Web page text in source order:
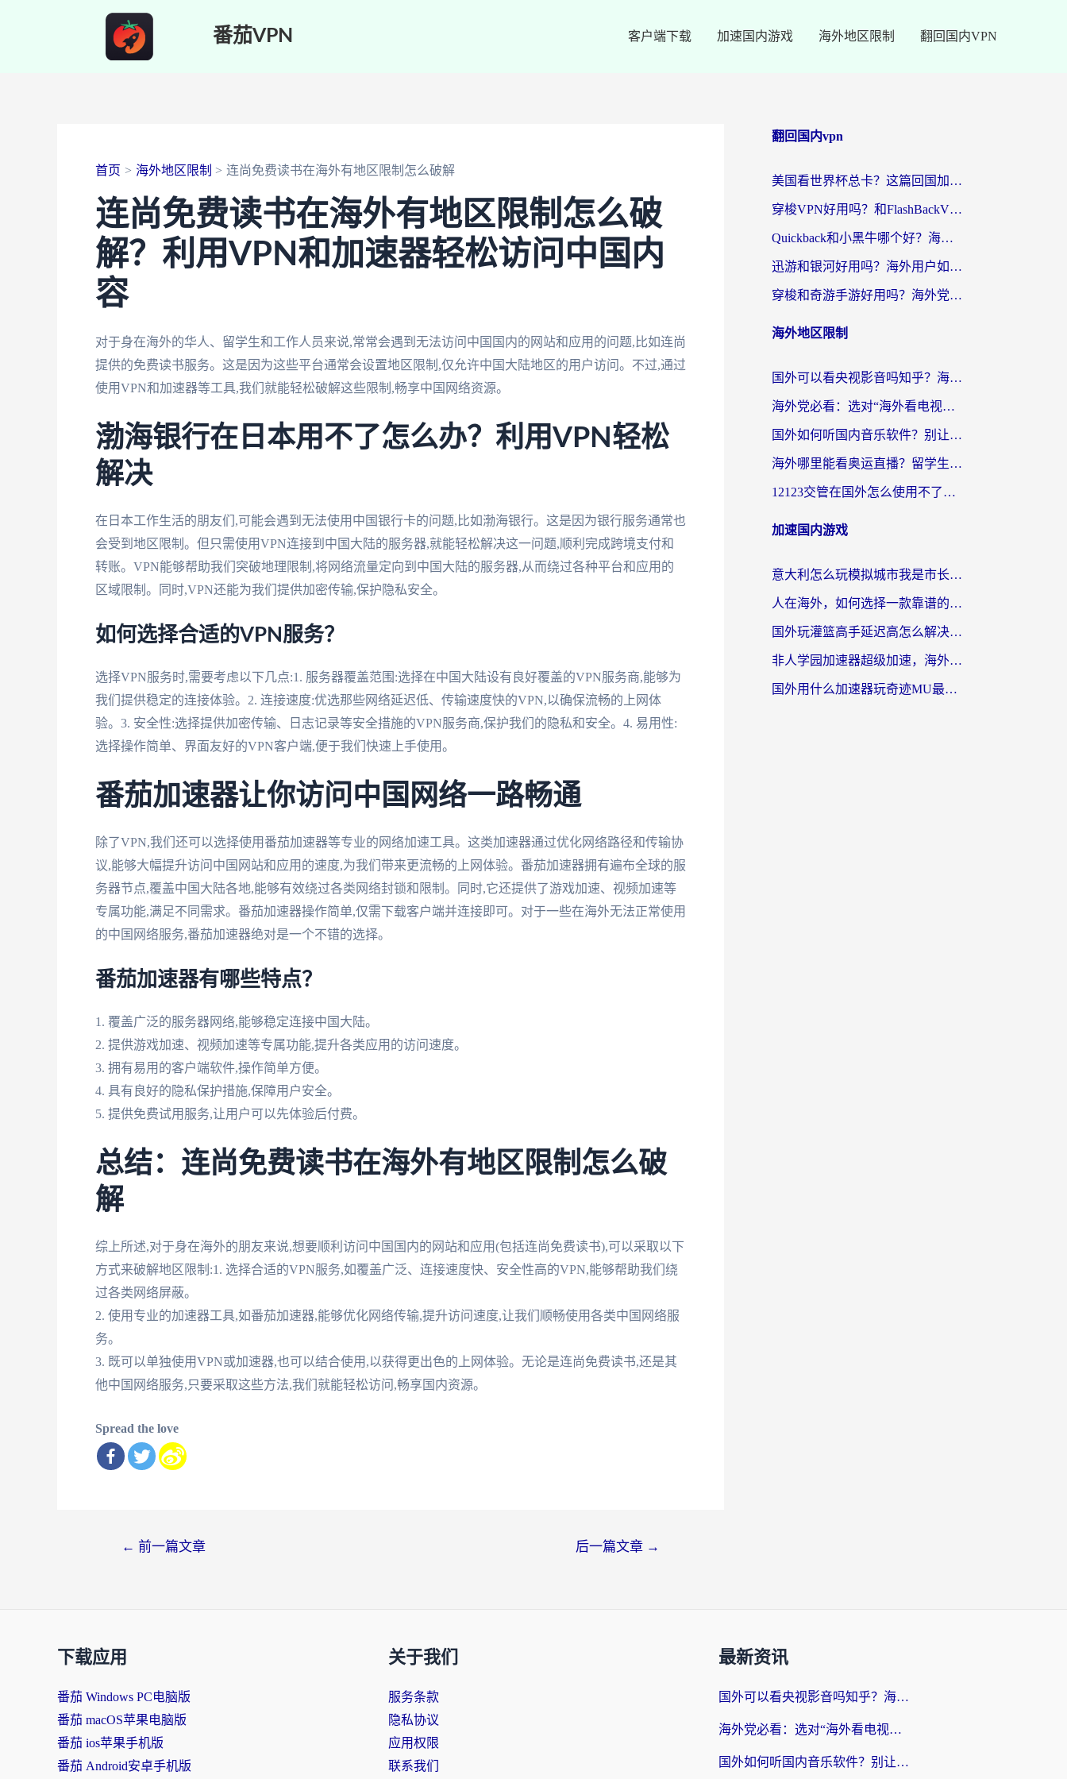
番茄VPN 客户端下载 加速国内游戏 海外地区限制 翻回国内VPN
首页 海外地区限制 连尚免费读书在海外有地区限制怎么破解
连尚免费读书在海外有地区限制怎么破
解？利用VPN和加速器轻松访问中国内
容
对于身在海外的华人、留学生和工作人员来说,常常会遇到无法访问中国国内的网站和应用的问题,比如连尚
提供的免费读书服务。这是因为这些平台通常会设置地区限制,仅允许中国大陆地区的用户访问。不过,通过
使用VPN和加速器等工具,我们就能轻松破解这些限制,畅享中国网络资源。
渤海银行在日本用不了怎么办？利用VPN轻松
解决
在日本工作生活的朋友们,可能会遇到无法使用中国银行卡的问题,比如渤海银行。这是因为银行服务通常也
会受到地区限制。但只需使用VPN连接到中国大陆的服务器,就能轻松解决这一问题,顺利完成跨境支付和
转账。VPN能够帮助我们突破地理限制,将网络流量定向到中国大陆的服务器,从而绕过各种平台和应用的
区域限制。同时,VPN还能为我们提供加密传输,保护隐私安全。
如何选择合适的VPN服务？
选择VPN服务时,需要考虑以下几点:1. 服务器覆盖范围:选择在中国大陆设有良好覆盖的VPN服务商,能够为
我们提供稳定的连接体验。2. 连接速度:优选那些网络延迟低、传输速度快的VPN,以确保流畅的上网体
验。3. 安全性:选择提供加密传输、日志记录等安全措施的VPN服务商,保护我们的隐私和安全。4. 易用性:
选择操作简单、界面友好的VPN客户端,便于我们快速上手使用。
番茄加速器让你访问中国网络一路畅通
除了VPN,我们还可以选择使用番茄加速器等专业的网络加速工具。这类加速器通过优化网络路径和传输协
议,能够大幅提升访问中国网站和应用的速度,为我们带来更流畅的上网体验。番茄加速器拥有遍布全球的服
务器节点,覆盖中国大陆各地,能够有效绕过各类网络封锁和限制。同时,它还提供了游戏加速、视频加速等
专属功能,满足不同需求。番茄加速器操作简单,仅需下载客户端并连接即可。对于一些在海外无法正常使用
的中国网络服务,番茄加速器绝对是一个不错的选择。
番茄加速器有哪些特点？
1. 覆盖广泛的服务器网络,能够稳定连接中国大陆。
2. 提供游戏加速、视频加速等专属功能,提升各类应用的访问速度。
3. 拥有易用的客户端软件,操作简单方便。
4. 具有良好的隐私保护措施,保障用户安全。
5. 提供免费试用服务,让用户可以先体验后付费。
总结：连尚免费读书在海外有地区限制怎么破
解
综上所述,对于身在海外的朋友来说,想要顺利访问中国国内的网站和应用(包括连尚免费读书),可以采取以下
方式来破解地区限制:1. 选择合适的VPN服务,如覆盖广泛、连接速度快、安全性高的VPN,能够帮助我们绕
过各类网络屏蔽。
2. 使用专业的加速器工具,如番茄加速器,能够优化网络传输,提升访问速度,让我们顺畅使用各类中国网络服
务。
3. 既可以单独使用VPN或加速器,也可以结合使用,以获得更出色的上网体验。无论是连尚免费读书,还是其
他中国网络服务,只要采取这些方法,我们就能轻松访问,畅享国内资源。
Spread the love
← 前一篇文章 后一篇文章 →
翻回国内vpn
美国看世界杯总卡？这篇回国加速器指南帮你无缝刷国内资源（附苹果手机VPN设置步骤）
穿梭VPN好用吗？和FlashBackVPN对比哪个回国效果更好？
Quickback和小黑牛哪个好？海外党亲测指南，选对回国加速器秒回国内
迅游和银河好用吗？海外用户如何选择回国加速器实现无缝访问国内资源
穿梭和奇游手游好用吗？海外党亲测3款回国加速器，附蜜蜂加速器七天试用攻略
海外地区限制
国外可以看央视影音吗知乎？海外党亲测有效的回国加速方案
海外党必看：选对“海外看电视剧软件”，再也不用愁国内剧刷不了
国外如何听国内音乐软件？别让地域限制，断了你的中文歌单
海外哪里能看奥运直播？留学生&海外华人必看的体育赛事观赛终极指南
12123交管在国外怎么使用不了？海外华人必看的无缝访问国内资源指南
加速国内游戏
意大利怎么玩模拟城市我是市长？海外党国服游戏加速终极攻略（附三国3量子特攻解决办法）
人在海外，如何选择一款靠谱的玩剑灵2加速器？
国外玩灌篮高手延迟高怎么解决？海外玩家国服游戏加速终极指南
非人学园加速器超级加速，海外玩家重返国服的通行证
国外用什么加速器玩奇迹MU最好？2026海外玩家国服游戏加速全攻略
下载应用
番茄 Windows PC电脑版
番茄 macOS苹果电脑版
番茄 ios苹果手机版
番茄 Android安卓手机版
关于我们
服务条款
隐私协议
应用权限
联系我们
最新资讯
国外可以看央视影音吗知乎？海外党亲测有效的回国加速方案
海外党必看：选对“海外看电视剧软件”，再也不用愁国内剧刷不了
国外如何听国内音乐软件？别让地域限制，断了你的中文歌单